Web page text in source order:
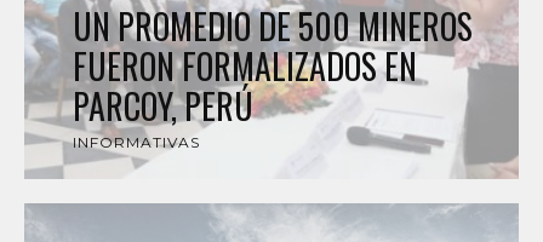
UN PROMEDIO DE 500 MINEROS
FUERON FORMALIZADOS EN
PARCOY, PERÚ
INFORMATIVAS